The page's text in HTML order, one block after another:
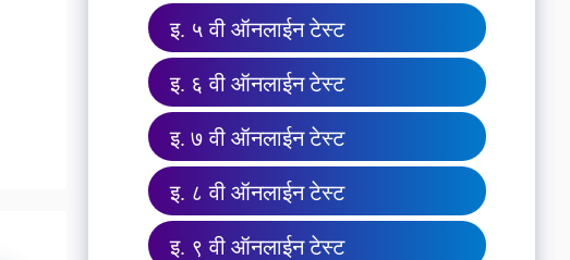
इ. ५ वी ऑनलाईन टेस्ट
इ. ६ वी ऑनलाईन टेस्ट
इ. ७ वी ऑनलाईन टेस्ट
इ. ८ वी ऑनलाईन टेस्ट
इ. ९ वी ऑनलाईन टेस्ट